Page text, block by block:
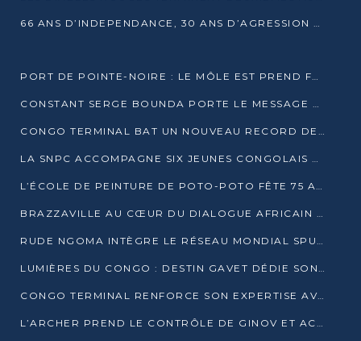
66 ANS D’INDEPENDANCE, 30 ANS D’AGRESSION RWAN DAISE : 4 PRESIDENCES, UN ECHEC COLLECTIF
PORT DE POINTE-NOIRE : LE MÔLE EST PREND FORME ET VISE LES GÉANTS DES MERS
CONSTANT SERGE BOUNDA PORTE LE MESSAGE DE COMPASSION DE DENIS SASSOU NGUESSO EN IRAN
CONGO TERMINAL BAT UN NOUVEAU RECORD DE PRODUCTIVITÉ AU PORT DE POINTE-NOIRE
LA SNPC ACCOMPAGNE SIX JEUNES CONGOLAIS AUX OLYMPIADES PANAFRICAINES DE MATHÉMATIQUES
L’ÉCOLE DE PEINTURE DE POTO-POTO FÊTE 75 ANS AU SERVICE DE L’ART CONGOLAIS
BRAZZAVILLE AU CŒUR DU DIALOGUE AFRICAIN SUR LES OBJECTIFS DE DÉVELOPPEMENT DURABLE
RUDE NGOMA INTÈGRE LE RÉSEAU MONDIAL SPUTNIK PRO APRÈS UNE FORMATION À MOSCOU
LUMIÈRES DU CONGO : DESTIN GAVET DÉDIE SON PRIX À L’UNITÉ NATIONALE ET À LA JEUNESSE
CONGO TERMINAL RENFORCE SON EXPERTISE AVEC NEUF NOUVEAUX FORMATEURS EN ENGINS PORTUAIRES
L’ARCHER PREND LE CONTRÔLE DE GINOV ET ACCÉLÈRE SON VIRAGE NUMÉRIQUE